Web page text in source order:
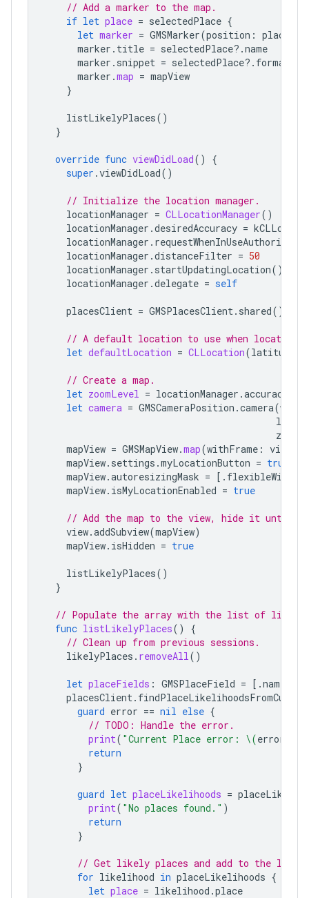
// Add a marker to the map.
if let place = selectedPlace {
let marker = GMSMarker(position : place
marker . title = selectedPlace?.name
marker . snippet = selectedPlace?.
marker .map = mapView
}
listLikelyPlaces()
}
override func viewDidLoad()
{
super .viewDidLoad()
// Initialize the location manager.
locationManager = CLLocationManager()
locationManager .desiredAccuracy =
locationManager .
locationManager .distanceFilter = 50
locationManager . startUpdatingLocation()
locationManager .delegate = self
placesClient = GMSPlacesClient. shared()
// A default location to use when location
let defaultLocation = CLLocation(latitude
// Create a map.
let zoomLevel = locationManager .
let camera = GMSCameraPosition .camera(
zoom
mapView = GMSMapView.map(withFrame : view
mapView. settings .myLocationButton = true
mapView.autoresizingMask = [. flexibleWidth
mapView. isMyLocationEnabled = true
// Add the map to the view, hide it until
view.addSubview(mapView)
mapView. isHidden = true
listLikelyPlaces()
}
// Populate the array with the list of likely
func listLikelyPlaces()
{
// Clean up from previous sessions.
likelyPlaces . removeAll()
let placeFields : GMSPlaceField = [.name
placesClient.
guard error == nil else {
// TODO: Handle the error.
print( "Current Place error: \(error
return
}
guard let placeLikelihoods =
print( "No places found." )
return
}
// Get likely places and add to the list.
for likelihood in placeLikelihoods {
let place = likelihood .place